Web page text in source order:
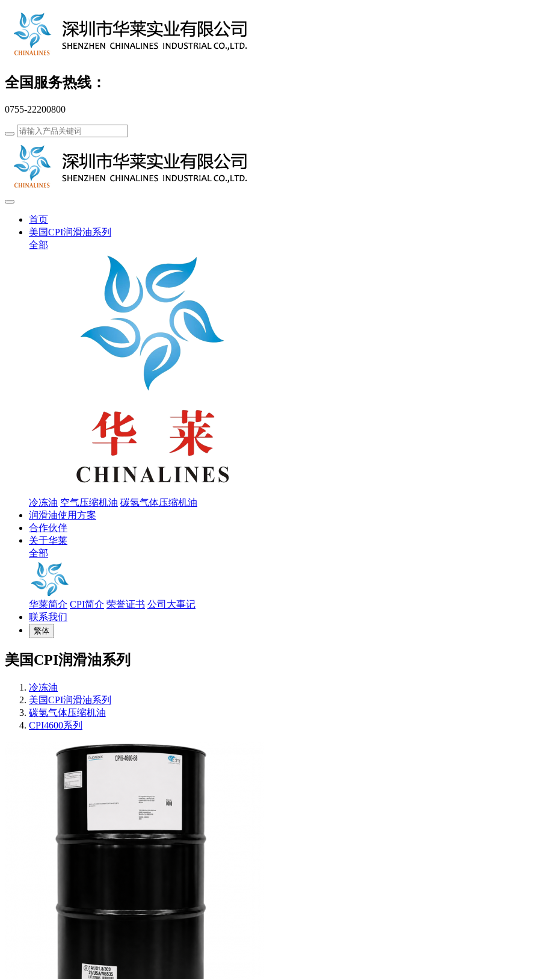
全国服务热线：
0755-22200800
首页
美国CPI润滑油系列
全部
冷冻油 空气压缩机油 碳氢气体压缩机油
润滑油使用方案
合作伙伴
关于华莱
全部
华莱简介 CPI简介 荣誉证书 公司大事记
联系我们
繁体
美国CPI润滑油系列
冷冻油
美国CPI润滑油系列
碳氢气体压缩机油
CPI4600系列